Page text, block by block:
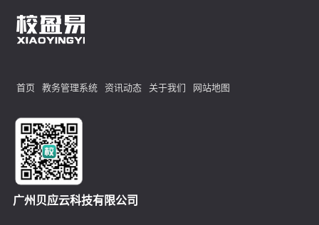
首页 教务管理系统 资讯动态 关于我们 网站地图
广州贝应云科技有限公司